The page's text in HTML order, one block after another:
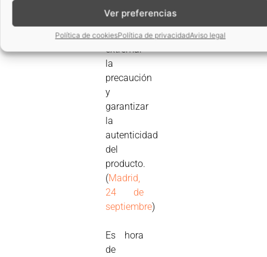
Ver preferencias
Política de cookiesPolítica de privacidadAviso legal
llevar a
cabo
para
extremar
la
precaución
y
garantizar
la
autenticidad
del
producto.
(Madrid,
24 de
septiembre)
Es hora
de